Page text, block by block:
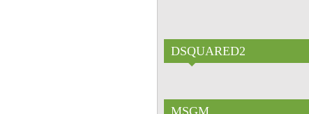
DSQUARED2
MSGM